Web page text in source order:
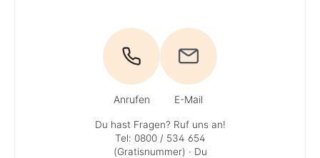
Anrufen E-Mail
Du hast Fragen? Ruf uns an!
Tel: 0800 / 534 654
(Gratisnummer) · Du